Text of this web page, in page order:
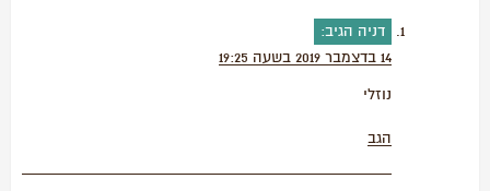
דניה הגיב:
14 בדצמבר 2019 בשעה 19:25
נוזלי
הגב